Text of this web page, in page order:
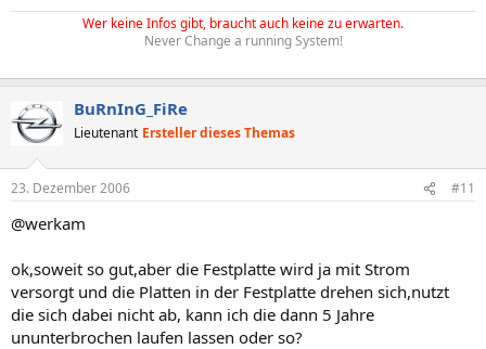
Wer keine Infos gibt, braucht auch keine zu erwarten.
Never Change a running System!
BuRnInG_FiRe
Lieutenant Ersteller dieses Themas
23. Dezember 2006 #11
@werkam
ok,soweit so gut,aber die Festplatte wird ja mit Strom
versorgt und die Platten in der Festplatte drehen sich,nutzt
die sich dabei nicht ab, kann ich die dann 5 Jahre
ununterbrochen laufen lassen oder so?